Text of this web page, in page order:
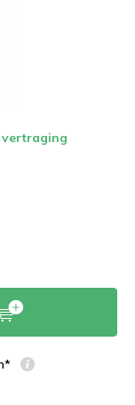
vertraging